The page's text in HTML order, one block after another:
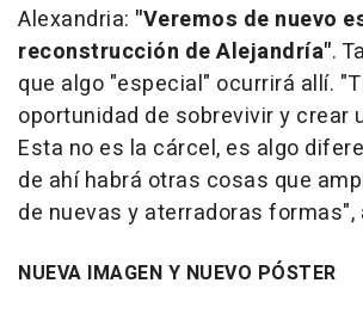
Alexandria: "Veremos de nuevo
reconstrucción de Alejandría".
que algo "especial" ocurrirá allí.
oportunidad de sobrevivir y crear
Esta no es la cárcel, es algo
de ahí habrá otras cosas que
de nuevas y aterradoras formas",
NUEVA IMAGEN Y NUEVO PÓSTER